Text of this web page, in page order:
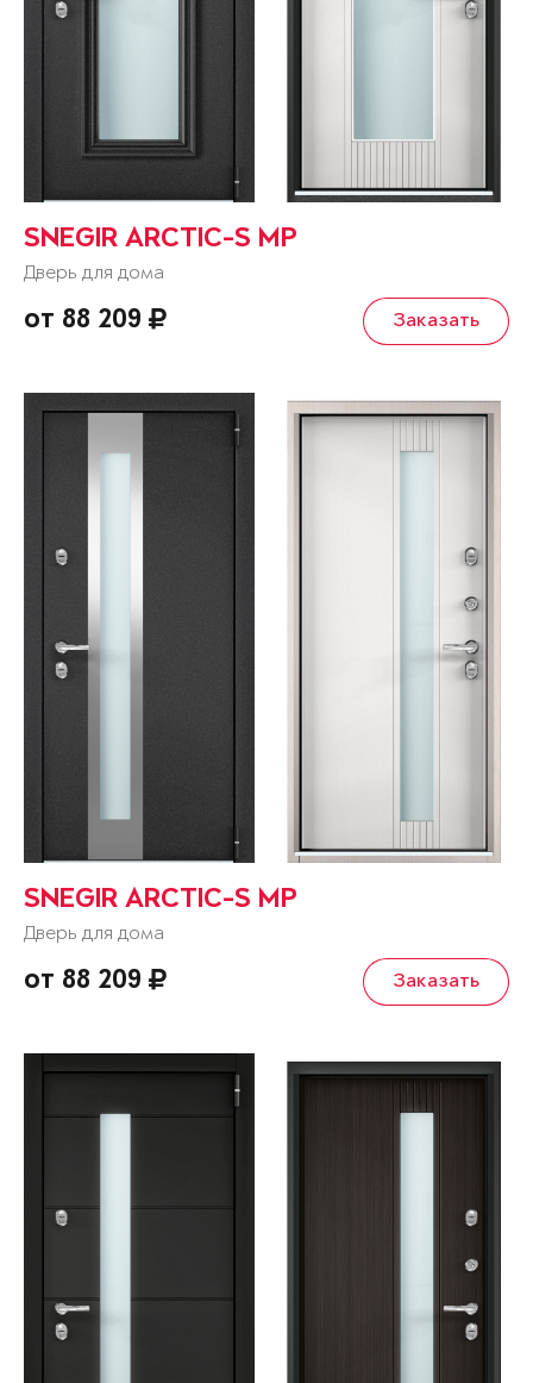
SNEGIR ARCTIC-S MP
Дверь для дома
от 88 209 Заказать
SNEGIR ARCTIC-S MP
Дверь для дома
от 88 209 Заказать